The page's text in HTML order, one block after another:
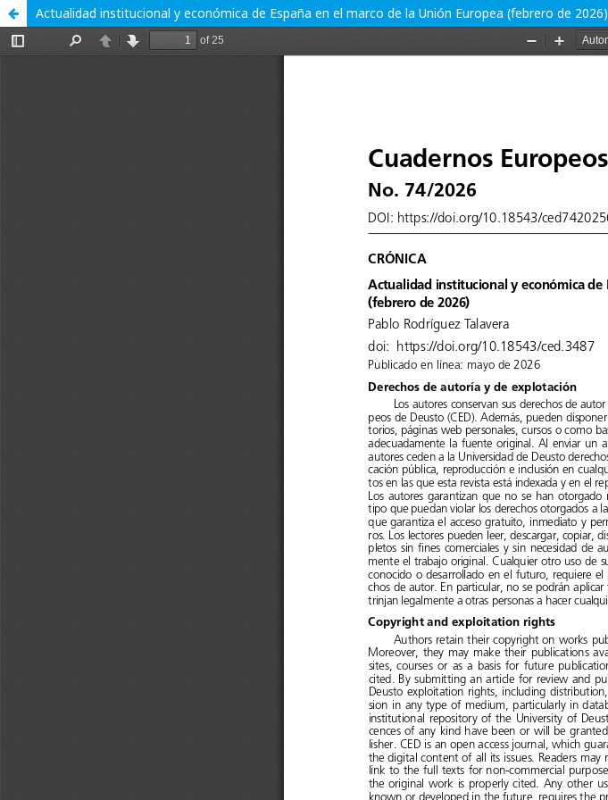
Actualidad institucional y económica de España en el marco de la Unión Europea (febrero de 2026)